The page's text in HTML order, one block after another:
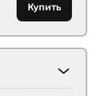
Купить